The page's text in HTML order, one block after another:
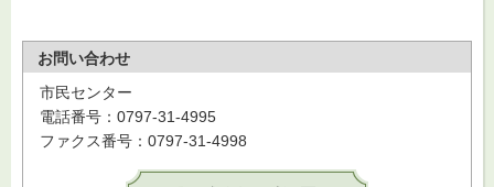
お問い合わせ
市民センター
電話番号：0797-31-4995
ファクス番号：0797-31-4998